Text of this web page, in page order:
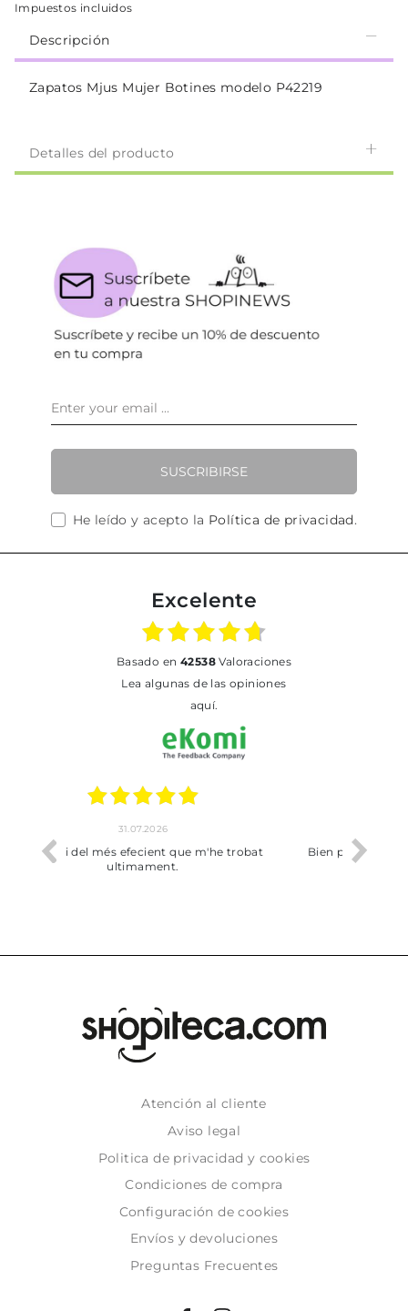
Impuestos incluidos
Descripción
Zapatos Mjus Mujer Botines modelo P42219
Detalles del producto
SUSCRIBIRSE
He leído y acepto la Política de privacidad.
Excelente
basado en 42538Valoraciones
Lea algunas de las opiniones
aquí.
trobat
Bien pero soy de Vilafranca y no me ha
dejado recoger en tienda
Atención al cliente
Aviso legal
Politica de privacidad y cookies
Condiciones de compra
Configuración de cookies
Envíos y devoluciones
Preguntas Frecuentes